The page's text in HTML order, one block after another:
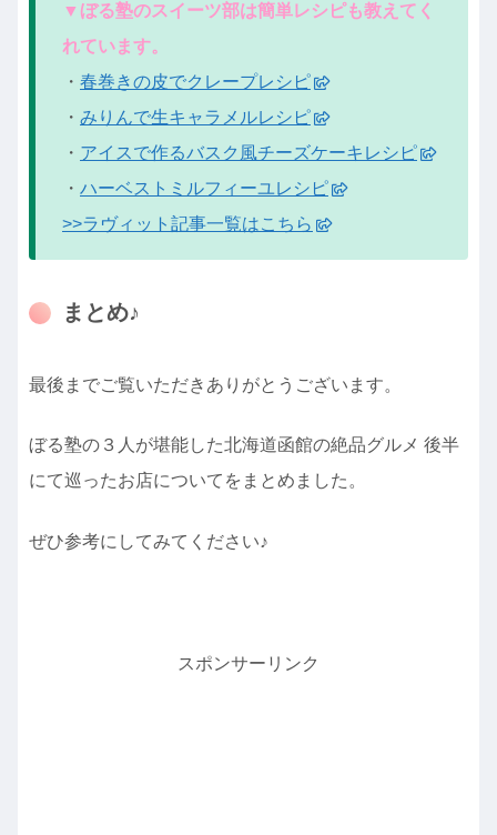
▼ぼる塾のスイーツ部は簡単レシピも教えてく
れています。
・ 春巻きの皮でクレープレシピ
・ みりんで生キャラメルレシピ
・ アイスで作るバスク風チーズケーキレシピ
・ ハーベストミルフィーユレシピ
>>ラヴィット記事一覧はこちら
まとめ♪
最後までご覧いただきありがとうございます。
ぼる塾の３人が堪能した北海道函館の絶品グルメ 後半
にて巡ったお店についてをまとめました。
ぜひ参考にしてみてください♪
スポンサーリンク